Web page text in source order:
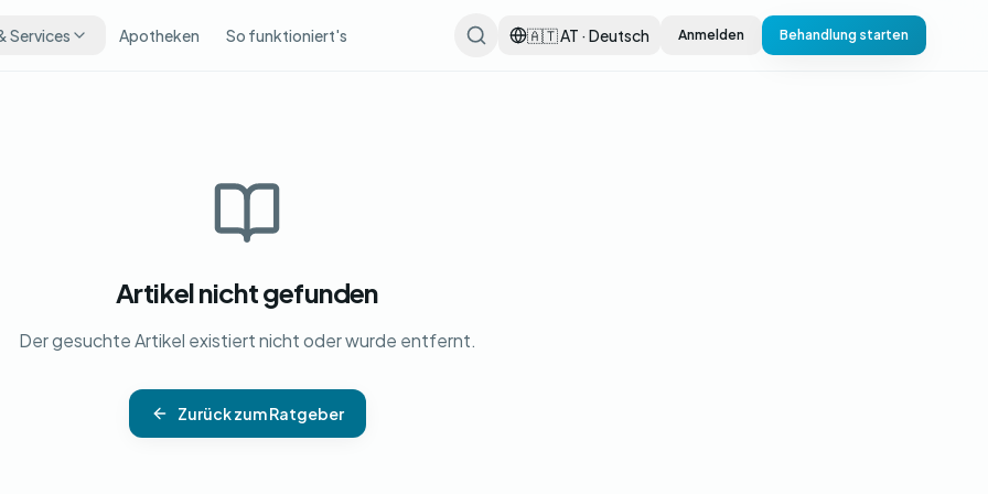
Services Apotheken So funktioniert's 🇦🇹 AT · Deutsch Anmelden Behandlung starten
Artikel nicht gefunden
Der gesuchte Artikel existiert nicht oder wurde entfernt.
Zurück zum Ratgeber